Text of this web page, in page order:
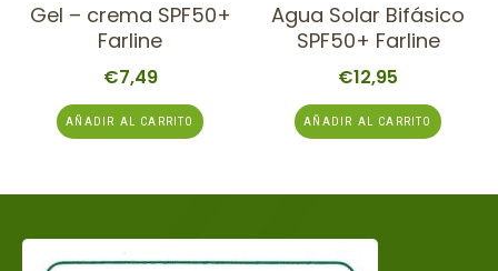
Gel – crema SPF50+
Farline
€7,49
AÑADIR AL CARRITO
Agua Solar Bifásico
SPF50+ Farline
€12,95
AÑADIR AL CARRITO